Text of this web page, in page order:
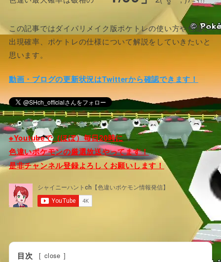
この記事ではダイパリメイク版ポケトレの使い方や色違い
出現確率、ポケトレの仕様について解説をしていきたいと
思います。
動画・ブログの更新状況はTwitterから確認できます！
※Youtubeで（ほぼ）毎日20時に
色違いポケモンの厳選放送やってます！
是非チャンネル登録よろしくお願いします！
目次 [ close ]